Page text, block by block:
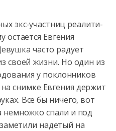
экс-участниц реалити-
Евгения
часто радует
своей жизни. Но один из
у поклонников
снимке Евгения держит
Все бы ничего, вот
спали и под
надетый на